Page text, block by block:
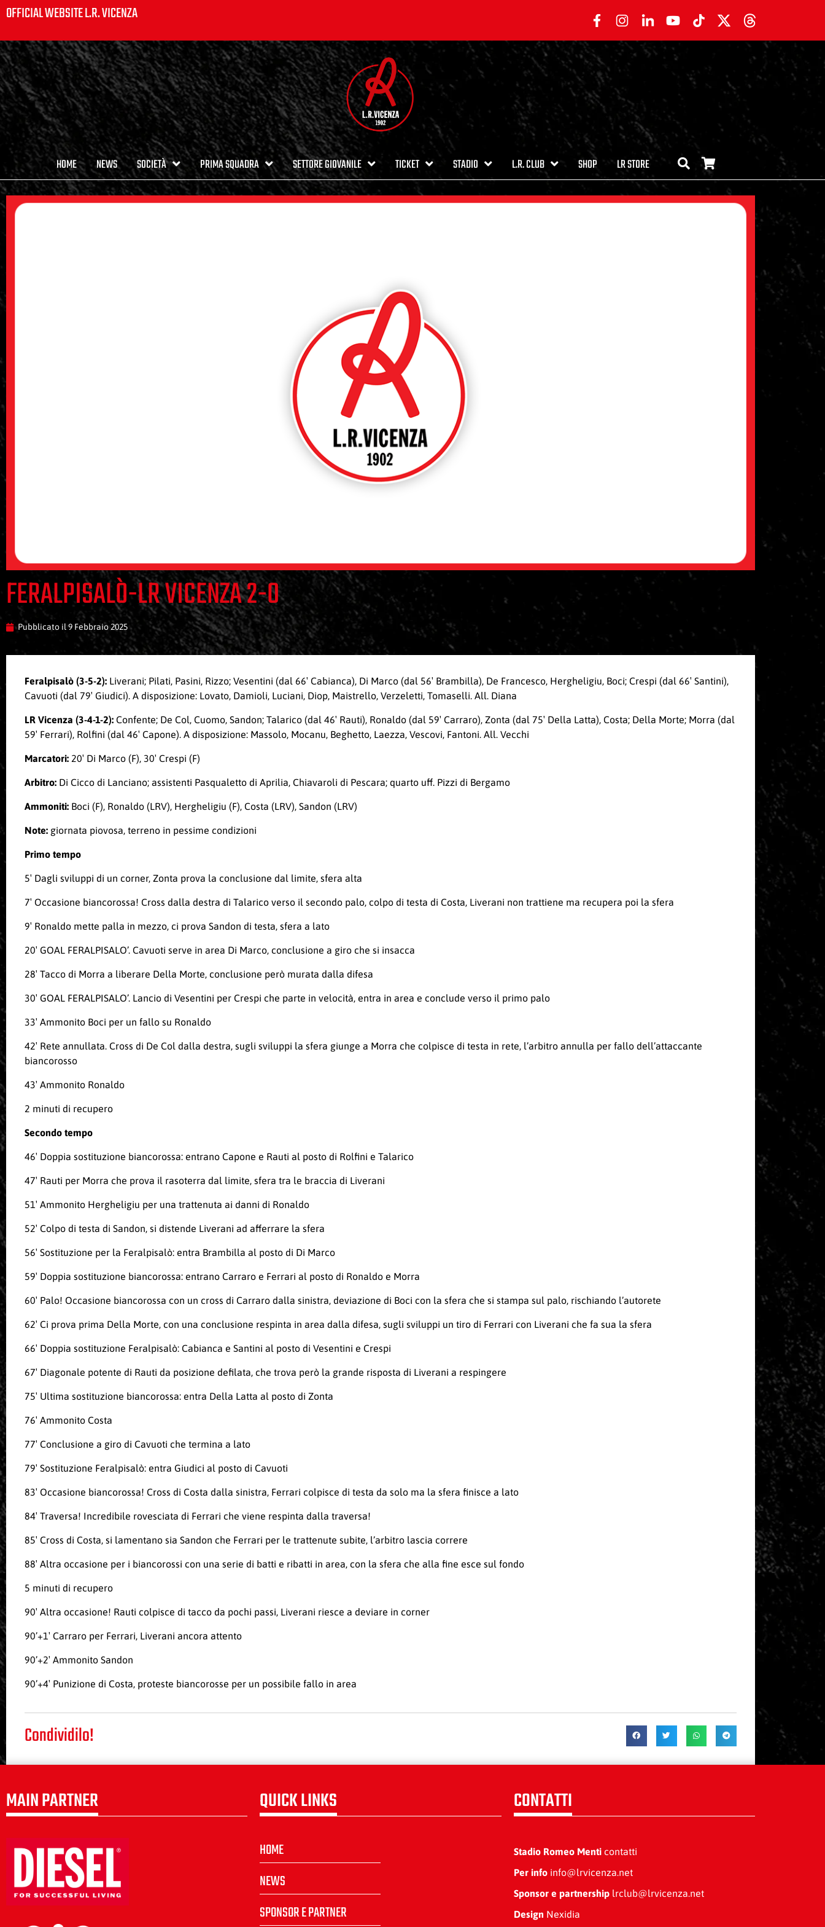
OFFICIAL WEBSITE L.R. VICENZA
HOME NEWS SOCIETÀ PRIMA SQUADRA SETTORE GIOVANILE TICKET STADIO L.R. CLUB SHOP LR STORE
FERALPISALÒ-LR VICENZA 2-0
Pubblicato il9 Febbraio 2025
Feralpisalò (3-5-2): Liverani; Pilati, Pasini, Rizzo; Vesentini (dal 66′ Cabianca), Di Marco (dal 56′ Brambilla), De Francesco, Hergheligiu, Boci; Crespi (dal 66′ Santini),
Cavuoti (dal 79′ Giudici). A disposizione: Lovato, Damioli, Luciani, Diop, Maistrello, Verzeletti, Tomaselli. All. Diana
LR Vicenza (3-4-1-2): Confente; De Col, Cuomo, Sandon; Talarico (dal 46′ Rauti), Ronaldo (dal 59′ Carraro), Zonta (dal 75′ Della Latta), Costa; Della Morte; Morra (dal
59′ Ferrari), Rolfini (dal 46′ Capone). A disposizione: Massolo, Mocanu, Beghetto, Laezza, Vescovi, Fantoni. All. Vecchi
Marcatori: 20′ Di Marco (F), 30′ Crespi (F)
Arbitro: Di Cicco di Lanciano; assistenti Pasqualetto di Aprilia, Chiavaroli di Pescara; quarto uff. Pizzi di Bergamo
Ammoniti: Boci (F), Ronaldo (LRV), Hergheligiu (F), Costa (LRV), Sandon (LRV)
Note: giornata piovosa, terreno in pessime condizioni
Primo tempo
5′ Dagli sviluppi di un corner, Zonta prova la conclusione dal limite, sfera alta
7′ Occasione biancorossa! Cross dalla destra di Talarico verso il secondo palo, colpo di testa di Costa, Liverani non trattiene ma recupera poi la sfera
9′ Ronaldo mette palla in mezzo, ci prova Sandon di testa, sfera a lato
20′ GOAL FERALPISALO’. Cavuoti serve in area Di Marco, conclusione a giro che si insacca
28′ Tacco di Morra a liberare Della Morte, conclusione però murata dalla difesa
30′ GOAL FERALPISALO’. Lancio di Vesentini per Crespi che parte in velocità, entra in area e conclude verso il primo palo
33′ Ammonito Boci per un fallo su Ronaldo
42′ Rete annullata. Cross di De Col dalla destra, sugli sviluppi la sfera giunge a Morra che colpisce di testa in rete, l’arbitro annulla per fallo dell’attaccante
biancorosso
43′ Ammonito Ronaldo
2 minuti di recupero
Secondo tempo
46′ Doppia sostituzione biancorossa: entrano Capone e Rauti al posto di Rolfini e Talarico
47′ Rauti per Morra che prova il rasoterra dal limite, sfera tra le braccia di Liverani
51′ Ammonito Hergheligiu per una trattenuta ai danni di Ronaldo
52′ Colpo di testa di Sandon, si distende Liverani ad afferrare la sfera
56′ Sostituzione per la Feralpisalò: entra Brambilla al posto di Di Marco
59′ Doppia sostituzione biancorossa: entrano Carraro e Ferrari al posto di Ronaldo e Morra
60′ Palo! Occasione biancorossa con un cross di Carraro dalla sinistra, deviazione di Boci con la sfera che si stampa sul palo, rischiando l’autorete
62′ Ci prova prima Della Morte, con una conclusione respinta in area dalla difesa, sugli sviluppi un tiro di Ferrari con Liverani che fa sua la sfera
66′ Doppia sostituzione Feralpisalò: Cabianca e Santini al posto di Vesentini e Crespi
67′ Diagonale potente di Rauti da posizione defilata, che trova però la grande risposta di Liverani a respingere
75′ Ultima sostituzione biancorossa: entra Della Latta al posto di Zonta
76′ Ammonito Costa
77′ Conclusione a giro di Cavuoti che termina a lato
79′ Sostituzione Feralpisalò: entra Giudici al posto di Cavuoti
83′ Occasione biancorossa! Cross di Costa dalla sinistra, Ferrari colpisce di testa da solo ma la sfera finisce a lato
84′ Traversa! Incredibile rovesciata di Ferrari che viene respinta dalla traversa!
85′ Cross di Costa, si lamentano sia Sandon che Ferrari per le trattenute subite, l’arbitro lascia correre
88′ Altra occasione per i biancorossi con una serie di batti e ribatti in area, con la sfera che alla fine esce sul fondo
5 minuti di recupero
90′ Altra occasione! Rauti colpisce di tacco da pochi passi, Liverani riesce a deviare in corner
90’+1′ Carraro per Ferrari, Liverani ancora attento
90’+2′ Ammonito Sandon
90’+4′ Punizione di Costa, proteste biancorosse per un possibile fallo in area
Condividilo!
MAIN PARTNER QUICK LINKS
HOME
NEWS
SPONSOR E PARTNER
CONTATTI
Stadio Romeo Menticontatti
Per infoinfo@lrvicenza.net
Sponsor e partnershiplrclub@lrvicenza.net
Design Nexidia